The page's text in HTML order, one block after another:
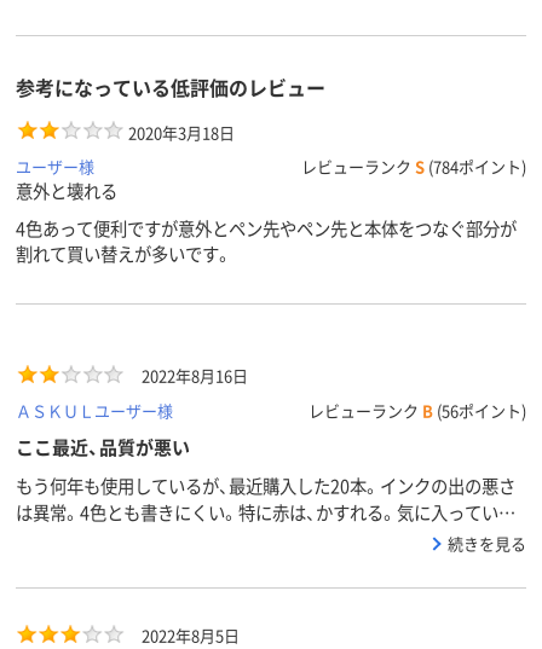
参考になっている低評価のレビュー
2020年3月18日
ユーザー様
レビューランク S (784ポイント)
意外と壊れる
4色あって便利ですが意外とペン先やペン先と本体をつなぐ部分が
割れて買い替えが多いです。
2022年8月16日
ＡＳＫＵＬユーザー様
レビューランク B (56ポイント)
ここ最近、品質が悪い
もう何年も使用しているが、最近購入した20本。インクの出の悪さ
は異常。4色とも書きにくい。特に赤は、かすれる。気に入っていた
続きを見る
2022年8月5日